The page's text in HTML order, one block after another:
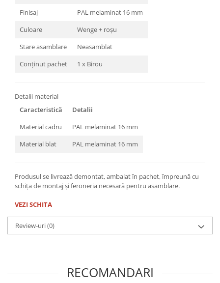
Finisaj
PAL melaminat 16 mm
Culoare
Wenge + roșu
Stare asamblare
Neasamblat
Conținut pachet
1 x Birou
Detalii material
Caracteristică
Detalii
Material cadru
PAL melaminat 16 mm
Material blat
PAL melaminat 16 mm
Produsul se livrează demontat, ambalat în pachet, împreună cu
schița de montaj și feroneria necesară pentru asamblare.
VEZI SCHITA
Review-uri(0)
RECOMANDARI